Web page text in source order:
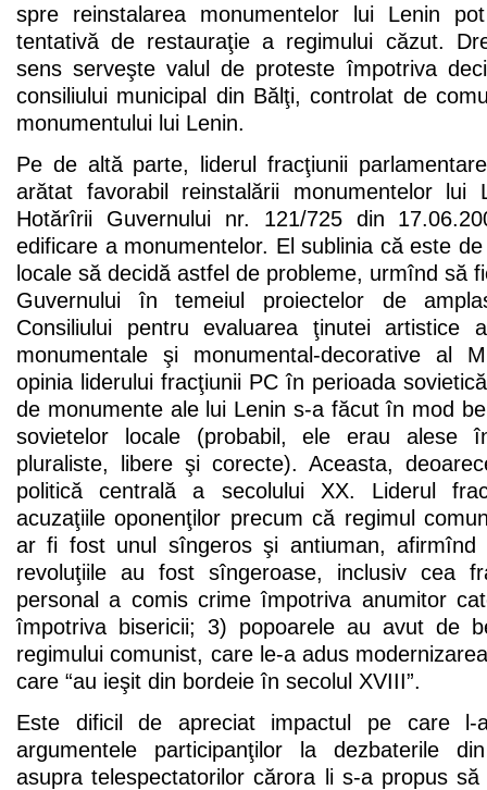
spre reinstalarea monumentelor lui Lenin
tentativă de restauraţie a regimului căzut.
sens serveşte valul de proteste împotriva
consiliului municipal din Bălţi, controlat de
monumentului lui Lenin.
Pe de altă parte, liderul fracţiunii
arătat favorabil reinstalării monumentelor lui
Hotărîrii Guvernului nr. 121/725 din
edificare a monumentelor. El sublinia că este
locale să decidă astfel de probleme, urmînd să
Guvernului în temeiul proiectelor de
Consiliului pentru evaluarea ţinutei artistice
monumentale şi monumental-decorative al
opinia liderului fracţiunii PC în perioada
de monumente ale lui Lenin s-a făcut în mod
sovietelor locale (probabil, ele erau alese
pluraliste, libere şi corecte). Aceasta,
politică centrală a secolului XX. Liderul
acuzaţiile oponenţilor precum că regimul
ar fi fost unul sîngeros şi antiuman,
revoluţiile au fost sîngeroase, inclusiv cea
personal a comis crime împotriva anumitor
împotriva bisericii; 3) popoarele au avut de
regimului comunist, care le-a adus
care “au ieşit din bordeie în secolul XVIII”.
Este dificil de apreciat impactul pe care l-
argumentele participanţilor la dezbaterile
asupra telespectatorilor cărora li s-a propus